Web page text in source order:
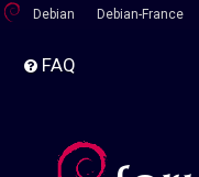
Debian Debian-France
FAQ